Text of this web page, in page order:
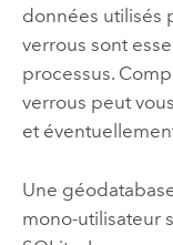
données utilisés
verrous sont
processus.
verrous peut
et
Une
mono-utilisateur